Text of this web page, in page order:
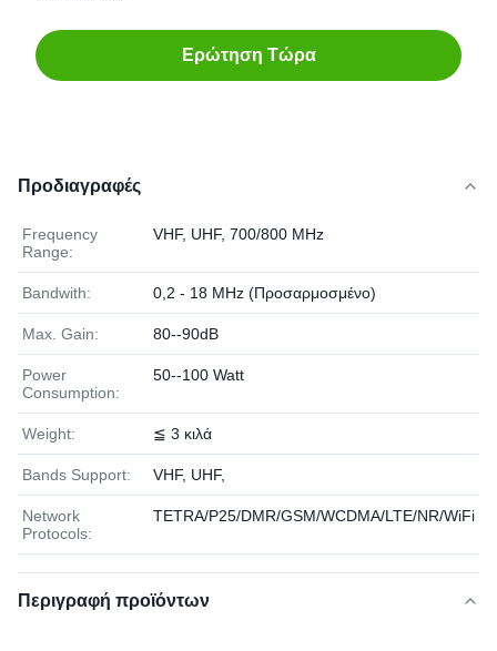
Ερώτηση Τώρα
Προδιαγραφές
Frequency
Range:
VHF, UHF, 700/800 MHz
Bandwith: 0,2 - 18 MHz (Προσαρμοσμένο)
Max. Gain: 80--90dB
Power
Consumption:
50--100 Watt
Weight: ≦ 3 κιλά
Bands Support: VHF, UHF,
Network
Protocols:
TETRA/P25/DMR/GSM/WCDMA/LTE/NR/WiFi
Περιγραφή προϊόντων